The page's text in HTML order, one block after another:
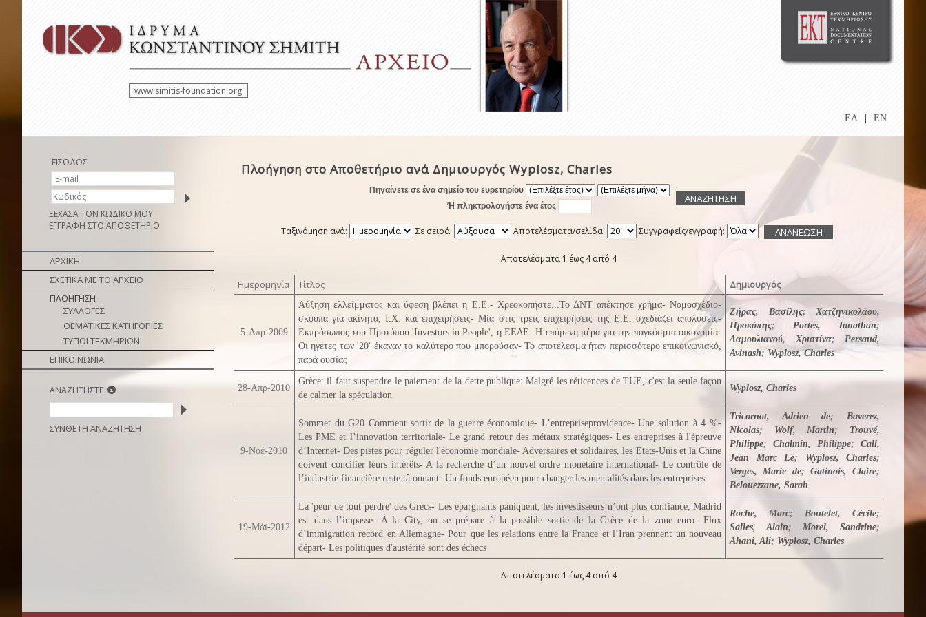
www.simitis-foundation.org
ΕΛ EN
ΕΙΣΟΔΟΣ
ΞΕΧΑΣΑ ΤΟΝ ΚΩΔΙΚΟ ΜΟΥ
ΕΓΓΡΑΦΗ ΣΤΟ ΑΠΟΘΕΤΗΡΙΟ
ΑΡΧΙΚΗ
ΣΧΕΤΙΚΑ ΜΕ ΤΟ ΑΡΧΕΙΟ
ΠΛΟΗΓΗΣΗ
ΣΥΛΛΟΓΕΣ
ΘΕΜΑΤΙΚΕΣ ΚΑΤΗΓΟΡΙΕΣ
ΤΥΠΟΙ ΤΕΚΜΗΡΙΩΝ
ΕΠΙΚΟΙΝΩΝΙΑ
ΑΝΑΖΗΤΗΣΤΕ
ΣΥΝΘΕΤΗ ΑΝΑΖΗΤΗΣΗ
Πλοήγηση στο Αποθετήριο ανά Δημιουργός Wyplosz, Charles
Πηγαίνετε σε ένα σημείο του ευρετηρίου
Ή πληκτρολογήστε ένα έτος
Ταξινόμηση ανά: Σε σειρά: Αποτελέσματα/σελίδα: Συγγραφείς/εγγραφή:
Αποτελέσματα 1 έως 4 από 4
Ημερομηνία Τίτλος Δημιουργός
5-Απρ-2009
Αύξηση ελλείμματος και ύφεση βλέπει η Ε.Ε.- Χρεοκοπήστε...Το ΔΝΤ απέκτησε χρήμα- Νομοσχέδιο-
σκούπα για ακίνητα, Ι.Χ. και επιχειρήσεις- Μία στις τρεις επιχειρήσεις της Ε.Ε. σχεδιάζει απολύσεις-
Εκπρόσωπος του Προτύπου 'Investors in People', η ΕΕΔΕ- Η επόμενη μέρα για την παγκόσμια οικονομία-
Οι ηγέτες των '20' έκαναν το καλύτερο που μπορούσαν- Το αποτέλεσμα ήταν περισσότερο επικοινωνιακό,
παρά ουσίας
Ζήρας, Βασίλης;Χατζηνικολάου,
Προκόπης; Portes, Jonathan;
Δαμουλιανού, Χριστίνα; Persaud,
Avinash;Wyplosz, Charles
28-Απρ-2010
Grèce: il faut suspendre le paiement de la dette publique: Malgré les réticences de TUE, c'est la seule façon
de calmer la spéculation
Wyplosz, Charles
9-Νοέ-2010
Sommet du G20 Comment sortir de la guerre économique- L’entrepriseprovidence- Une solution à 4 %-
Les PME et l’innovation territoriale- Le grand retour des métaux stratégiques- Les entreprises à l'épreuve
d’Internet- Des pistes pour réguler l'économie mondiale- Adversaires et solidaires, les Etats-Unis et la Chine
doivent concilier leurs intérêts- A la recherche d’un nouvel ordre monétaire international- Le contrôle de
l’industrie financière reste tâtonnant- Un fonds européen pour changer les mentalités dans les entreprises
Tricornot, Adrien de;Baverez,
Nicolas; Wolf, Martin; Trouvé,
Philippe; Chalmin, Philippe; Call,
Jean Marc Le; Wyplosz, Charles;
Vergès, Marie de; Gatinois, Claire;
Belouezzane, Sarah
19-Μάϊ-2012
La 'peur de tout perdre' des Grecs- Les épargnants paniquent, les investisseurs n’ont plus confiance, Madrid
est dans l’impasse- A la City, on se prépare à la possible sortie de la Grèce de la zone euro- Flux
d’immigration record en Allemagne- Pour que les relations entre la France et l’Iran prennent un nouveau
départ- Les politiques d'austérité sont des échecs
Roche, Marc; Boutelet, Cécile;
Salles, Alain; Morel, Sandrine;
Ahani, Ali; Wyplosz, Charles
Αποτελέσματα 1 έως 4 από 4